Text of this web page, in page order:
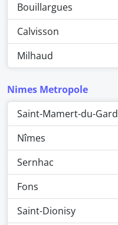
Bouillargues
Calvisson
Milhaud
Nimes Metropole
Saint-Mamert-du-Gard
Nîmes
Sernhac
Fons
Saint-Dionisy